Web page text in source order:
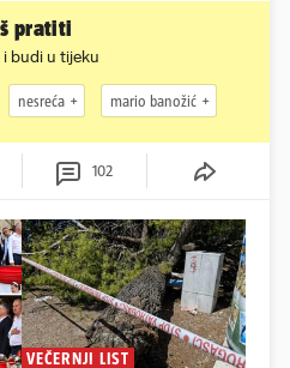
pratiti
budi u tijeku
nesreća mario banožić
102